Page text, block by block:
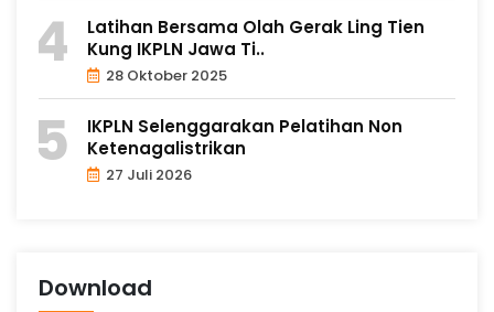
Latihan Bersama Olah Gerak Ling Tien
Kung IKPLN Jawa Ti..
28 Oktober 2025
IKPLN Selenggarakan Pelatihan Non
Ketenagalistrikan
27 Juli 2026
Download